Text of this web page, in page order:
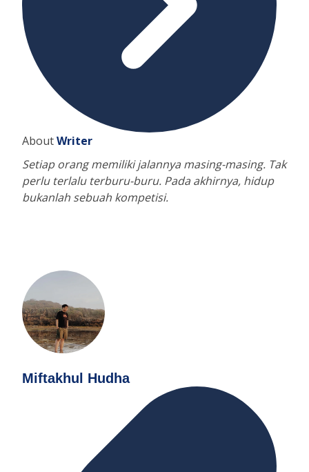
AboutWriter
Setiap orang memiliki jalannya masing-masing. Tak
perlu terlalu terburu-buru. Pada akhirnya, hidup
bukanlah sebuah kompetisi.
Miftakhul Hudha